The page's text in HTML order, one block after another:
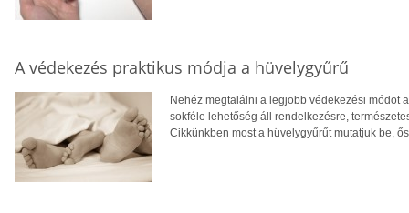
A védekezés praktikus módja a hüvelygyűrű
Nehéz megtalálni a legjobb védekezési módot
sokféle lehetőség áll rendelkezésre,
Cikkünkben most a hüvelygyűrűt mutatjuk be,